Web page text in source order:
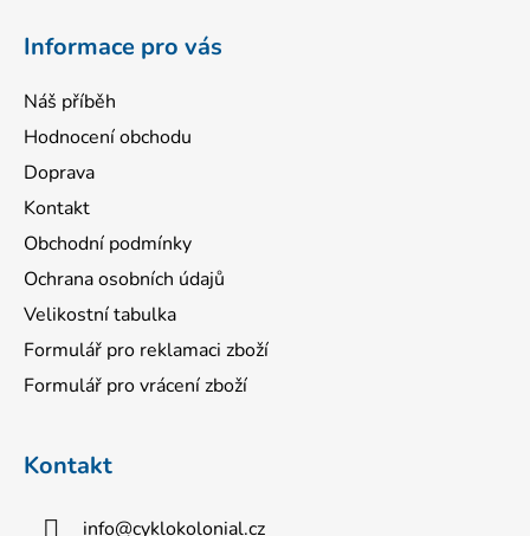
Informace pro vás
Náš příběh
Hodnocení obchodu
Doprava
Kontakt
Obchodní podmínky
Ochrana osobních údajů
Velikostní tabulka
Formulář pro reklamaci zboží
Formulář pro vrácení zboží
Kontakt
info@cyklokolonial.cz